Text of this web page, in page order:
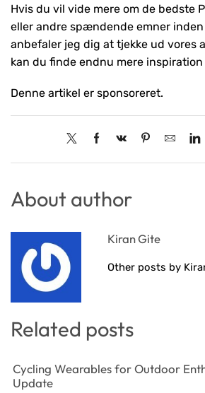
Hvis du vil vide mere om de bedste
eller andre spændende emner
anbefaler jeg dig at tjekke ud vores
kan du finde endnu mere
Denne artikel er sponsoreret.
About author
Kiran Gite
Other posts by
Related posts
Cycling Wearables for Outdoor
Update